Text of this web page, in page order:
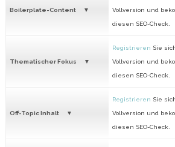
Boilerplate-Content Vollversion und
diesen SEO-Check.
Thematischer Fokus
Registrieren Sie
Vollversion und
diesen SEO-Check.
Off-Topic Inhalt
Registrieren Sie
Vollversion und
diesen SEO-Check.